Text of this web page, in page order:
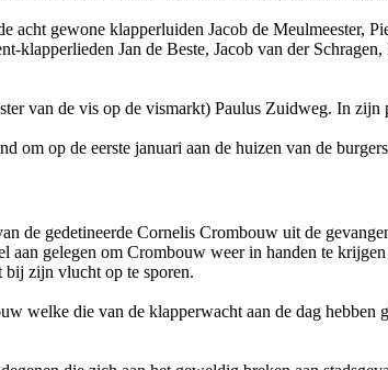
gewone klapperluiden Jacob de Meulmeester,
klapperlieden Jan de Beste, Jacob van der
van de vis op de vismarkt) Paulus Zuidweg. In
op de eerste januari aan de huizen van de
de gedetineerde Cornelis Crombouw uit de
gelegen om Crombouw weer in handen te
bij zijn vlucht op te sporen.
welke die van de klapperwacht aan de dag hebben